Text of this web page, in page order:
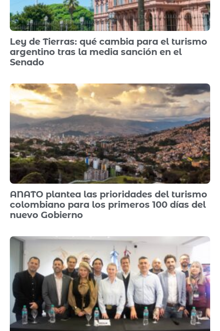
Ley de Tierras: qué cambia para el turismo
argentino tras la media sanción en el
Senado
ANATO plantea las prioridades del turismo
colombiano para los primeros 100 días del
nuevo Gobierno